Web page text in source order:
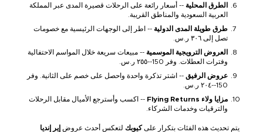
الطرق المحلية -- أسعار رائعة على الرحلات قصيرة المدى عبر المملكة
العربية السعودية والمناطق القريبة.
طرق طويلة المدى الدولية -- اطر إلى الوجهات الرئيسية مع خصومات
تصل إلى ٣٠٦ ر.س.
العروض الترويجية الموسمية -- مبيعات سريعة خلال المواسم الاحتفالية
وفترات العطلات. وفر 150--٢٥٥ ر.س.
عروض الرفيق -- اشتر تذكرة واحدة واحصل على خصم على الثانية. وفر
150--٢٠٤ ر.س.
مزايا ولاء Flying Returns
-- اكسب وأسترجع الأميال مقابل الرحلات
والترقيات وخدمات الشركاء.
يتم تحديث هذه الفئات بتكرار علىكيوبك لتعكس أحدث عروض إير إنديا